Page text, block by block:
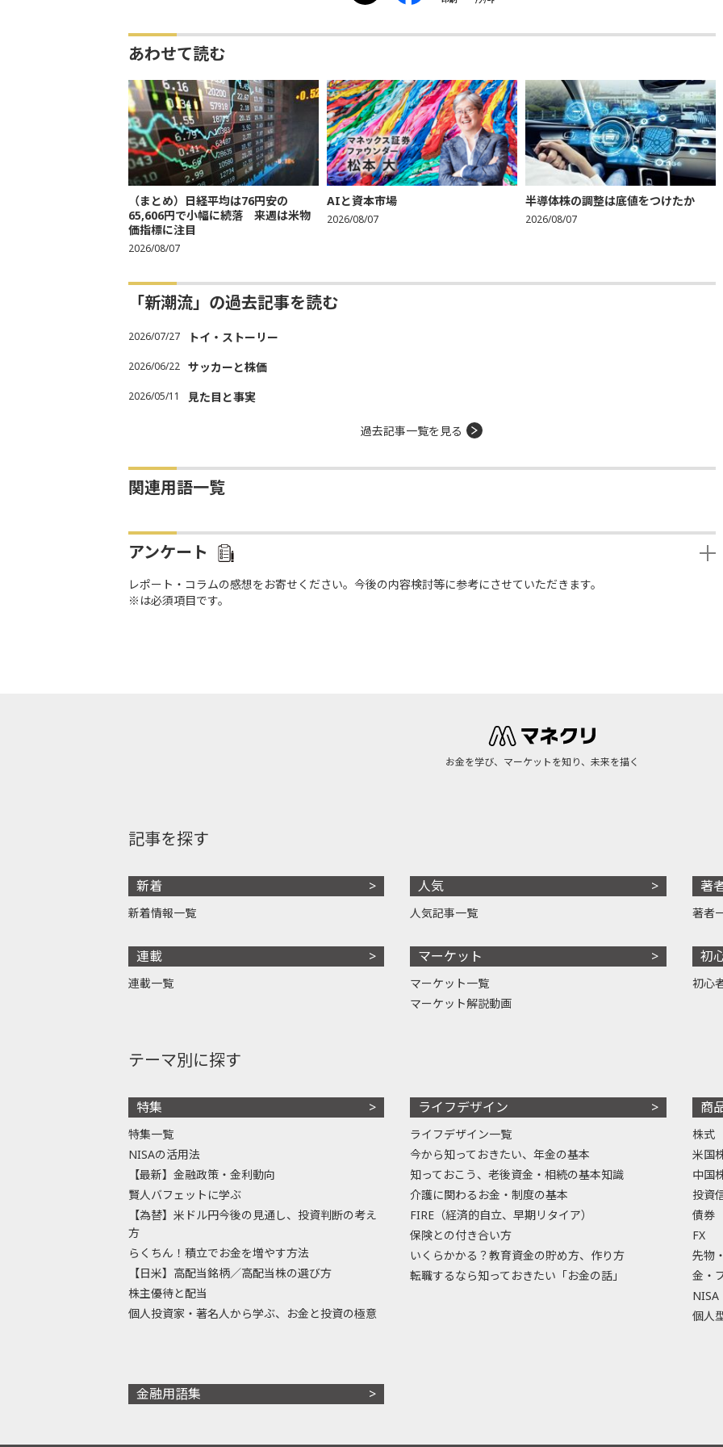
あわせて読む
（まとめ）日経平均は76円安の
65,606円で小幅に続落 来週は米物
価指標に注目
2026/08/07
AIと資本市場
2026/08/07
半導体株の調整は底値をつけたか
2026/08/07
「新潮流」の過去記事を読む
2026/07/27 トイ・ストーリー
2026/06/22 サッカーと株価
2026/05/11 見た目と事実
過去記事一覧を見る
関連用語一覧
アンケート
レポート・コラムの感想をお寄せください。今後の内容検討等に参考にさせていただきます。
※は必須項目です。
お金を学び、マーケットを知り、未来を描く
記事を探す
新着
新着情報一覧
連載
連載一覧
人気
人気記事一覧
マーケット
マーケット一覧
マーケット解説動画
著
著者
初
初心
テーマ別に探す
特集
特集一覧
NISAの活用法
【最新】金融政策・金利動向
賢人バフェットに学ぶ
【為替】米ドル円今後の見通し、投資判断の考え
方
らくちん！積立でお金を増やす方法
【日米】高配当銘柄／高配当株の選び方
株主優待と配当
個人投資家・著名人から学ぶ、お金と投資の極意
ライフデザイン
ライフデザイン一覧
今から知っておきたい、年金の基本
知っておこう、老後資金・相続の基本知識
介護に関わるお金・制度の基本
FIRE（経済的自立、早期リタイア）
保険との付き合い方
いくらかかる？教育資金の貯め方、作り方
転職するなら知っておきたい「お金の話」
商
株式
米国
中国
投資
債券
FX
先物
金・
NISA
個人
金融用語集